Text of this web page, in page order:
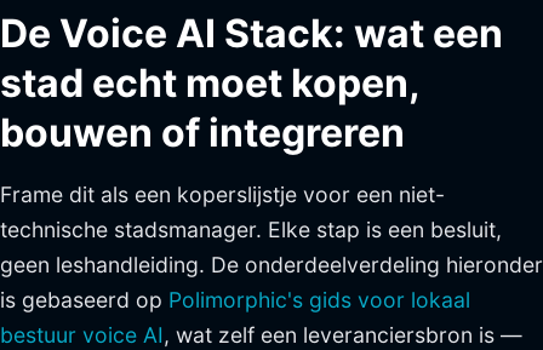
De Voice AI Stack: wat een
stad echt moet kopen,
bouwen of integreren
Frame dit als een koperslijstje voor een niet-
technische stadsmanager. Elke stap is een besluit,
geen leshandleiding. De onderdeelverdeling hieronder
is gebaseerd op Polimorphic's gids voor lokaal
bestuur voice AI, wat zelf een leveranciersbron is —